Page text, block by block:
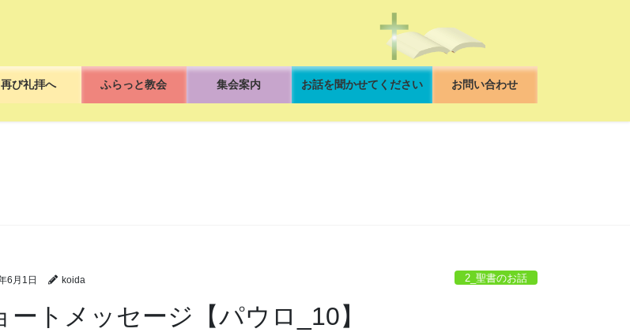
再び礼拝へ ふらっと教会 集会案内 お話を聞かせてください お問い合わせ
6月1日 koida 2_聖書のお話
ートメッセージ【パウロ_10】